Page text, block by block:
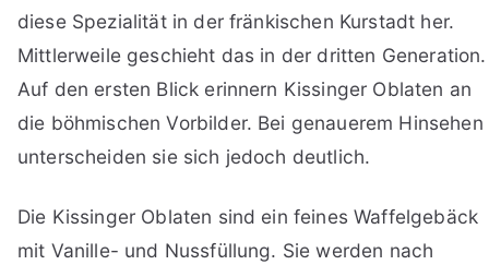
diese Spezialität in der fränkischen Kurstadt her.
Mittlerweile geschieht das in der dritten Generation.
Auf den ersten Blick erinnern Kissinger Oblaten an
die böhmischen Vorbilder. Bei genauerem Hinsehen
unterscheiden sie sich jedoch deutlich.
Die Kissinger Oblaten sind ein feines Waffelgebäck
mit Vanille- und Nussfüllung. Sie werden nach